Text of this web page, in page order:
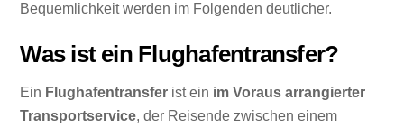
Bequemlichkeit werden im Folgenden deutlicher.
Was ist ein Flughafentransfer?
Ein Flughafentransfer ist ein im Voraus arrangierter
Transportservice, der Reisende zwischen einem